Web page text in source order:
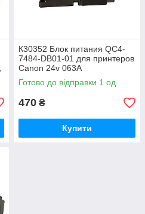
К30352 Блок питания QC4-
7484-DB01-01 для принтеров
Canon 24v 063A
Готово до відправки 1 од.
470 ₴
Купити